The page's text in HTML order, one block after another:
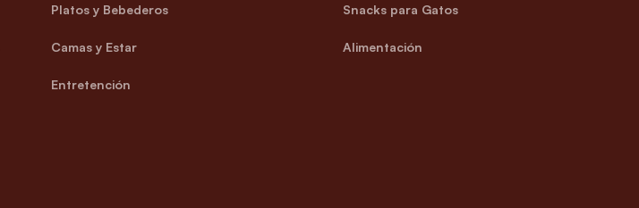
Platos y Bebederos
Camas y Estar
Entretención
Snacks para Gatos
Alimentación